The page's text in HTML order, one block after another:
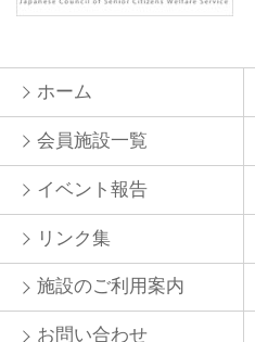
ホーム
会員施設一覧
イベント報告
リンク集
施設のご利用案内
お問い合わせ